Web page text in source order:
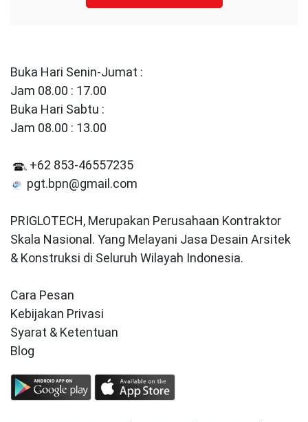
Buka Hari Senin-Jumat :
Jam 08.00 : 17.00
Buka Hari Sabtu :
Jam 08.00 : 13.00
+62 853-46557235
pgt.bpn@gmail.com
PRIGLOTECH, Merupakan Perusahaan Kontraktor
Skala Nasional. Yang Melayani Jasa Desain Arsitek
& Konstruksi di Seluruh Wilayah Indonesia.
Cara Pesan
Kebijakan Privasi
Syarat & Ketentuan
Blog